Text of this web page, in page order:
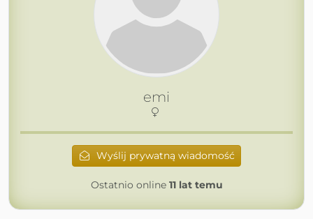
emi
Wyślij prywatną wiadomość
Ostatnio online 11 lat temu